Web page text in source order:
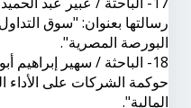
رسالتها بعنوان: "سوق
البورصة المصرية".
18- الباحثة / سهير إبراهيم
حوكمة الشركات على الأداء
المالية".